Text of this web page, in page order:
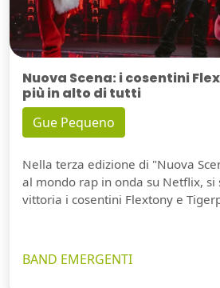
Nuova Scena: i cosentini
più in alto di tutti
Gue Pequeno
Nella terza edizione di "Nuova
al mondo rap in onda su Netflix, si
vittoria i cosentini Flextony e
BAND EMERGENTI